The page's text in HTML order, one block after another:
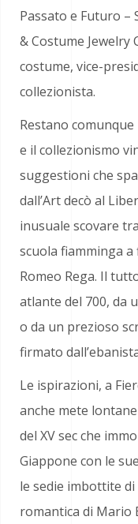
Passato e Futuro –
& Costume Jewelry
costume, vice-
collezionista.
Restano
e il collezionismo
suggestioni che
dall’Art decò al
inusuale scovare
scuola fiamminga
Romeo Rega. Il
atlante del 700, da
o da un prezioso
firmato
Le ispirazioni, a
anche mete
del XV sec che
Giappone con le
le sedie imbottite
romantica di Mario